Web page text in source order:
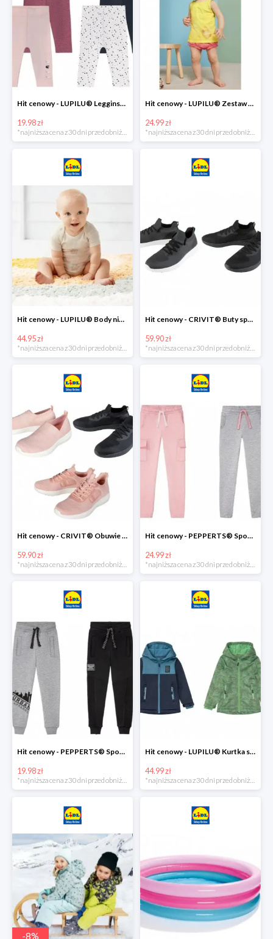
Hit cenowy - LUPILU® Legginsy niemowlęce z biobawełną, 2 pary
19.98 zł
Hit cenowy - LUPILU® Zestaw dziecięcy z biobawełny (body + koszulka + spodenki), 1 komplet
24.99 zł
Hit cenowy - LUPILU® Body niemowlęce z biobawełny, z krótkim rękawem, 5 sztuk
44.95 zł
*najniższa cena z 30 dni przed obniżką
Hit cenowy - CRIVIT® Buty sportowe chłopięce WellWalk, 1 para
59.90 zł
*najniższa cena z 30 dni przed obniżką
Hit cenowy - CRIVIT® Obuwie dziewczęce sportowe i na co dzień, 1 para
59.90 zł
Hit cenowy - PEPPERTS® Spodnie dresowe dziewczęce, 1 para
24.99 zł
Hit cenowy - PEPPERTS® Spodnie dresowe chłopięce, 1 para
19.98 zł
Hit cenowy - LUPILU® Kurtka softshell chłopięca, 1 sztuka
44.99 zł
-8%